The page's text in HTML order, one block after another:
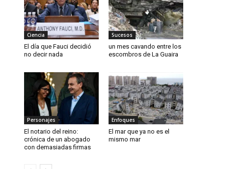
Ciencia
El día que Fauci decidió
no decir nada
Sucesos
un mes cavando entre los
escombros de La Guaira
Personajes
El notario del reino:
crónica de un abogado
con demasiadas firmas
Enfoques
El mar que ya no es el
mismo mar